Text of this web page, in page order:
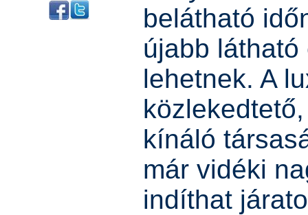
belátható
újabb
lehetnek. A
kínáló
már vidéki
indíthat